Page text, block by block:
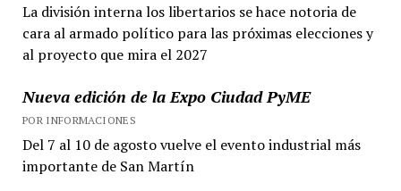
La división interna los libertarios se hace notoria de
cara al armado político para las próximas elecciones y
al proyecto que mira el 2027
Nueva edición de la Expo Ciudad PyME
POR INFORMACIONES
Del 7 al 10 de agosto vuelve el evento industrial más
importante de San Martín